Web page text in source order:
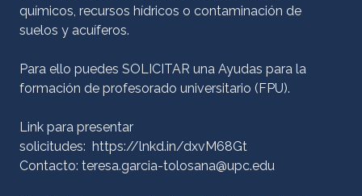
químicos, recursos hídricos o contaminación de
suelos y acuíferos.
Para ello puedes SOLICITAR una Ayudas para la
formación de profesorado universitario (FPU).
Link para presentar
solicitudes: https://lnkd.in/dxvM68Gt
Contacto: teresa.garcia-tolosana@upc.edu